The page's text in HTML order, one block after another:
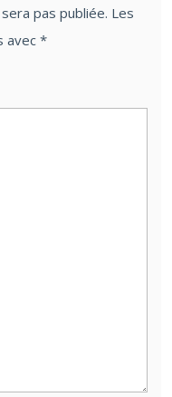
pas publiée. Les
avec *